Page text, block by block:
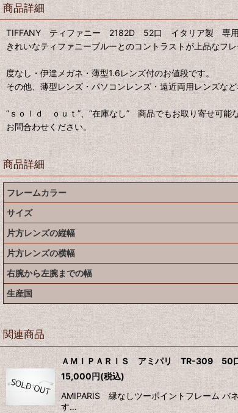
商品詳細
TIFFANY ティファニー 2182D 52口 イタリア製 専用
きれいなティファニーブルーとのコントラストが上品なフ
度なし・伊達メガネ・薄型1.6レンズ付のお値段です。
その他、薄型レンズ・パソコンレンズ・遠近両用レンズな
”ｓｏｌｄ ｏｕｔ”、”在庫なし” 商品でもお取り寄せ可能
お問合わせください。
商品詳細
フレームカラー
サイズ
片方レンズの縦幅
片方レンズの横幅
右腕から左腕までの幅
生産国
関連商品
ＡＭＩＰＡＲＩＳ アミパリ TR-309 50
15,000円(税込)
AMIPARIS 縁なしツーポイントフレーム バ
す…